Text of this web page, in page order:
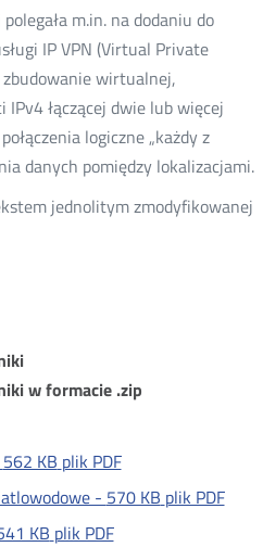
m.in. na dodaniu do
IP VPN (Virtual Private
zbudowanie wirtualnej,
łączącej dwie lub więcej
logiczne „każdy z
danych pomiędzy lokalizacjami.
jednolitym zmodyfikowanej
w formacie .zip
562 KB plik PDF
- 570 KB plik PDF
KB plik PDF